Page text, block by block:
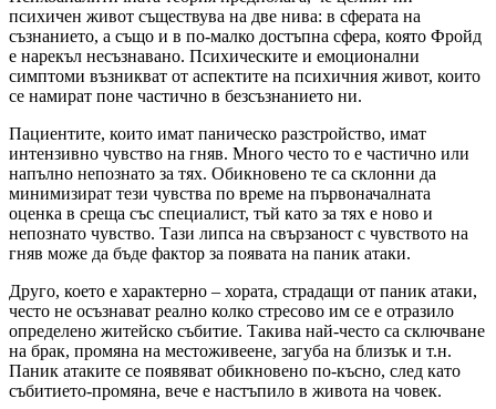
психичен живот съществува на две нива: в сферата на
съзнанието, а също и в по-малко достъпна сфера, която Фройд
е нарекъл несъзнавано. Психическите и емоционални
симптоми възникват от аспектите на психичния живот, които
се намират поне частично в безсъзнанието ни.
Пациентите, които имат паническо разстройство, имат
интензивно чувство на гняв. Много често то е частично или
напълно непознато за тях. Обикновено те са склонни да
минимизират тези чувства по време на първоначалната
оценка в среща със специалист, тъй като за тях е ново и
непознато чувство. Тази липса на свързаност с чувството на
гняв може да бъде фактор за появата на паник атаки.
Друго, което е характерно – хората, страдащи от паник атаки,
често не осъзнават реално колко стресово им се е отразило
определено житейско събитие. Такива най-често са сключване
на брак, промяна на местоживеене, загуба на близък и т.н.
Паник атаките се появяват обикновено по-късно, след като
събитието-промяна, вече е настъпило в живота на човек.